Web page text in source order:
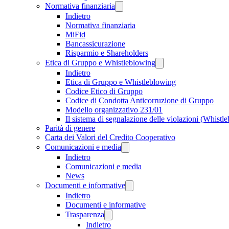
Normativa finanziaria
Indietro
Normativa finanziaria
MiFid
Bancassicurazione
Risparmio e Shareholders
Etica di Gruppo e Whistleblowing
Indietro
Etica di Gruppo e Whistleblowing
Codice Etico di Gruppo
Codice di Condotta Anticorruzione di Gruppo
Modello organizzativo 231/01
Il sistema di segnalazione delle violazioni
Parità di genere
Carta dei Valori del Credito Cooperativo
Comunicazioni e media
Indietro
Comunicazioni e media
News
Documenti e informative
Indietro
Documenti e informative
Trasparenza
Indietro